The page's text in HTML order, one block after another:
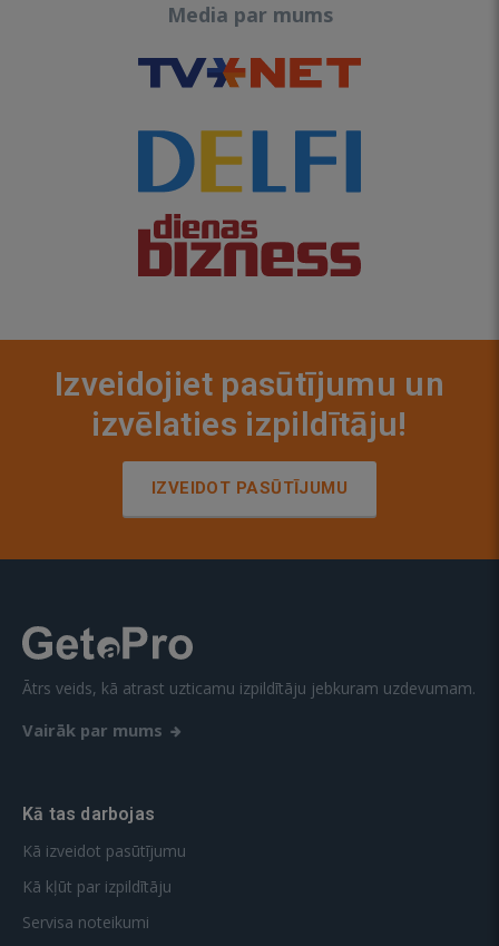
Media par mums
Izveidojiet pasūtījumu un
izvēlaties izpildītāju!
IZVEIDOT PASŪTĪJUMU
Ātrs veids, kā atrast uzticamu izpildītāju jebkuram uzdevumam.
Vairāk par mums
Kā tas darbojas
Kā izveidot pasūtījumu
Kā kļūt par izpildītāju
Servisa noteikumi